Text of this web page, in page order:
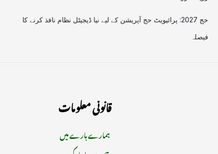
حج 2027: پرائیویٹ حج آپریشن کے لیے نیا ڈیجیٹل نظام نافذ کرنے کا
فیصلہ
قانونی معلومات
ہمارے بارے میں